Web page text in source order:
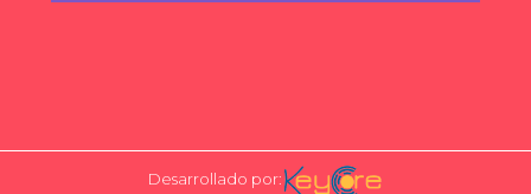
Desarrollado por: